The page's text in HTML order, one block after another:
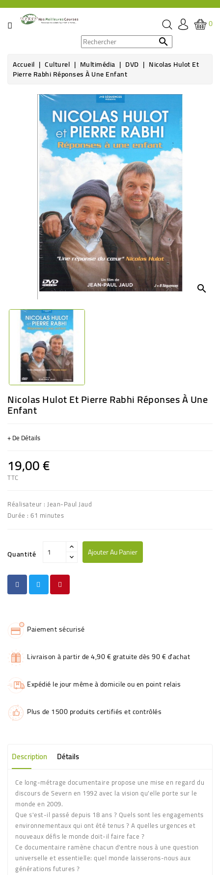
CATÉGORIE
ÉPICERIE
BOISSON
CULTUREL
0

Accueil Culturel Multimédia DVD Nicolas Hulot Et
Pierre Rabhi Réponses À Une Enfant
search
Nicolas Hulot Et Pierre Rabhi Réponses À Une
Enfant
+ De Détails
19,00 €
TTC
Réalisateur : Jean-Paul Jaud
Durée : 61 minutes
Quantité Ajouter Au Panier
Paiement sécurisé
Livraison à partir de 4,90 € gratuite dès 90 € d'achat
Expédié le jour même à domicile ou en point relais
Plus de 1500 produits certifiés et contrôlés
Description Détails
Ce long-métrage documentaire propose une mise en regard du
discours de Severn en 1992 avec la vision qu'elle porte sur le
monde en 2009.
Que s'est-il passé depuis 18 ans ? Quels sont les engagements
environnementaux qui ont été tenus ? A quelles urgences et
nouveaux défis le monde doit-il faire face ?
Ce documentaire ramène chacun d'entre nous à une question
universelle et essentielle: quel monde laisserons-nous aux
générations futures ?